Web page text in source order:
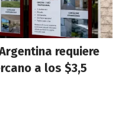
requiere
a los $3,5